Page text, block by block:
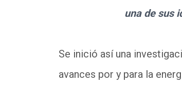
una de sus
Se inició así una
avances por y para la